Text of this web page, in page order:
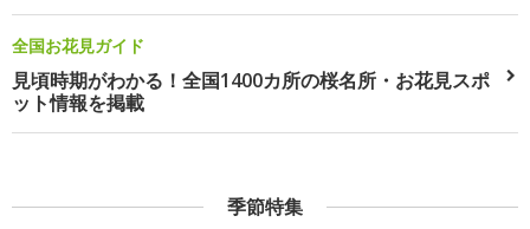
全国お花見ガイド
見頃時期がわかる！全国1400カ所の桜名所・お花見スポ
ット情報を掲載
季節特集